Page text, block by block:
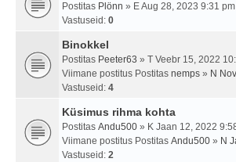
Postitas Plönn » E Aug 28, 2023 9:31 pm
Vastuseid: 0
Binokkel
Postitas Peeter63 » T Veebr 15, 2022
Viimane postitus Postitas nemps » N
Vastuseid: 4
Küsimus rihma kohta
Postitas Andu500 » K Jaan 12, 2022
Viimane postitus Postitas Andu500 » N
Vastuseid: 2